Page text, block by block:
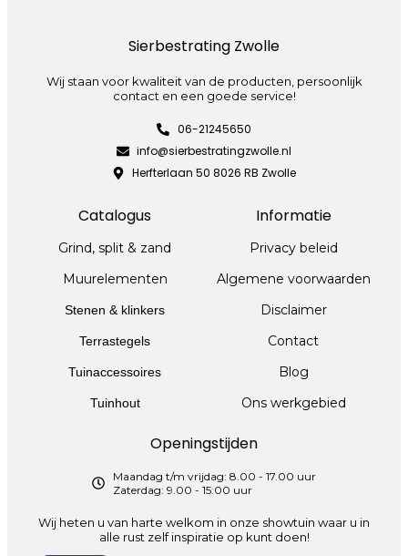
Sierbestrating Zwolle
Wij staan voor kwaliteit van de producten, persoonlijk
contact en een goede service!
06-21245650
info@sierbestratingzwolle.nl
Herfterlaan 50 8026 RB Zwolle
Catalogus
Grind, split & zand
Muurelementen
Stenen & klinkers
Terrastegels
Tuinaccessoires
Tuinhout
Informatie
Privacy beleid
Algemene voorwaarden
Disclaimer
Contact
Blog
Ons werkgebied
Openingstijden
Maandag t/m vrijdag: 8.00 - 17.00 uur
Zaterdag: 9.00 - 15:00 uur
Wij heten u van harte welkom in onze showtuin waar u in
alle rust zelf inspiratie op kunt doen!